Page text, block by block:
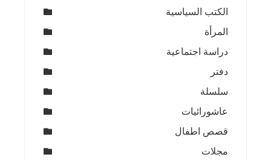
الكتب السياسية
المرأة
دراسة اجتماعية
دفتر
سلسلة
عاشورائيات
قصص اطفال
مجلات